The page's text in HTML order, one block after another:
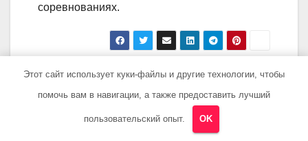
соревнованиях.
Навигация Мириам Фарес —
биография,
национальность
и другие
Инна Гулая —
биография,
причина смерти и
Этот сайт использует куки-файлы и другие технологии, чтобы
помочь вам в навигации, а также предоставить лучший
пользовательский опыт. OK